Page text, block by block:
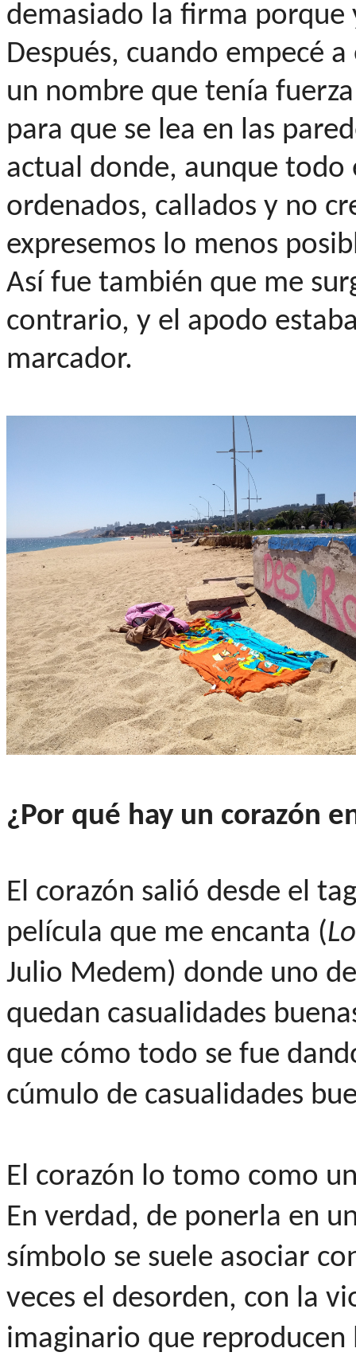
demasiado la firma porque
Después, cuando empecé
un nombre que tenía
para que se lea en las
actual donde, aunque todo
ordenados, callados y no
expresemos lo menos
Así fue también que me
contrario, y el apodo
marcador.
¿Por qué hay un corazón
El corazón salió desde el
película que me encanta (
Julio Medem) donde uno
quedan casualidades
que cómo todo se fue
cúmulo de casualidades
El corazón lo tomo como
En verdad, de ponerla en
símbolo se suele asociar
veces el desorden, con la
imaginario que